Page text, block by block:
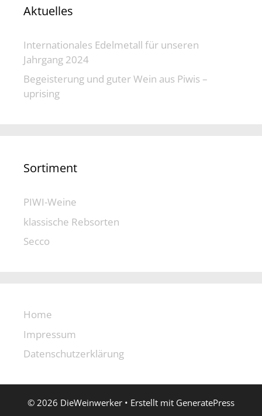
Aktuelles
Internationales Edelmetall für unseren
Jahrgang 2024
Begeisterung und guter Wein aus Piwis –
uprising
Sortiment
PIWI-Weine
klassische Rebsorten
Secco
Home
Impressum
Datenschutzerklärung
© 2026 DieWeinwerker • Erstellt mit GeneratePress